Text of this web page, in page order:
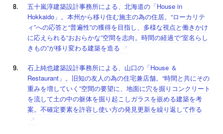
五十嵐淳建築設計事務所による、北海道の「House in
Hokkaido」。本州から移り住む施主の為の住居。“ローカリテ
ィ”への応答と“普遍性”の獲得を目指し、多様な視点と働きかけ
に応えられる“おおらかな”空間を志向。時間の経過で“室名らし
きもの”が移り変わる建築を造る
石上純也建築設計事務所による、山口の「House ＆
Restaurant」。旧知の友人の為の住宅兼店舗。“時間と共にその
重みを増していく”空間の要望に、地面に穴を掘りコンクリート
を流して土の中の躯体を掘り起こしガラスを嵌める建築を考
案。不確定要素を許容し使い方の発見更新を繰り返して作る